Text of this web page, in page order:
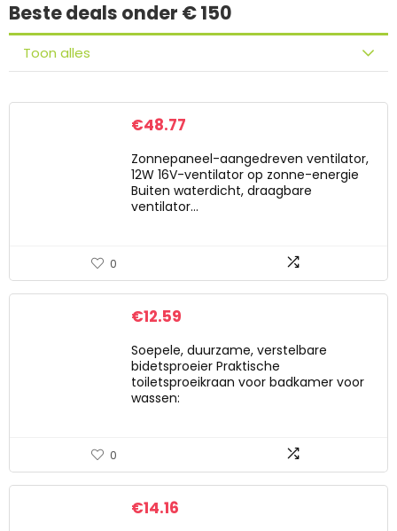
Beste deals onder € 150
Toon alles
€48.77
Zonnepaneel-aangedreven ventilator,
12W 16V-ventilator op zonne-energie
Buiten waterdicht, draagbare
ventilator…
0
€12.59
Soepele, duurzame, verstelbare
bidetsproeier Praktische
toiletsproeikraan voor badkamer voor
wassen:
0
€14.16